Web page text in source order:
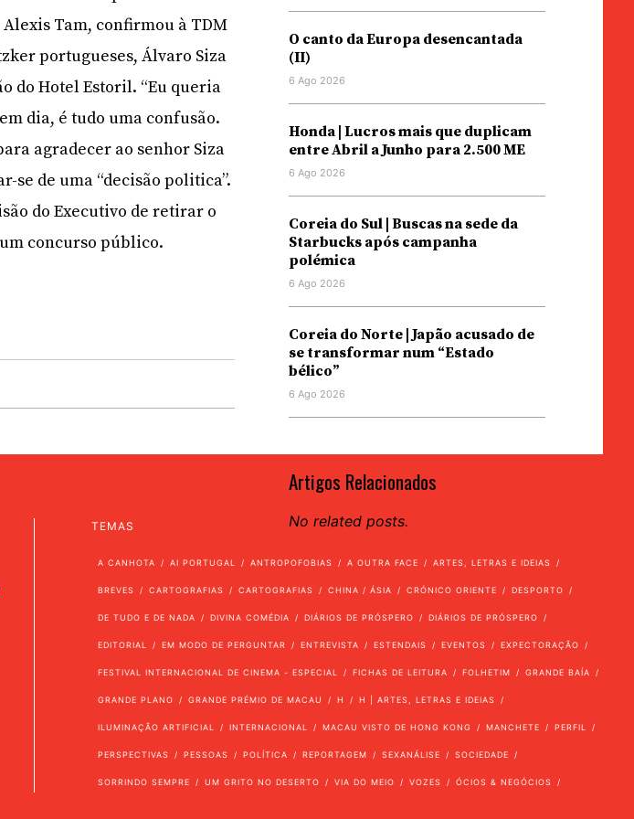
Tam, confirmou à TDM
portugueses, Álvaro Siza
do Hotel Estoril. “Eu queria
dia, é tudo uma confusão.
agradecer ao senhor Siza
se de uma “decisão politica”.
do Executivo de retirar o
concurso público.
O canto da Europa desencantada
(II)
6 Ago 2026
Honda | Lucros mais que duplicam
entre Abril a Junho para 2.500 ME
6 Ago 2026
Coreia do Sul | Buscas na sede da
Starbucks após campanha
polémica
6 Ago 2026
Coreia do Norte | Japão acusado de
se transformar num “Estado
bélico”
6 Ago 2026
Artigos Relacionados
No related posts.
TEMAS
A CANHOTA AI PORTUGAL ANTROPOFOBIAS A OUTRA FACE ARTES, LETRAS E IDEIAS
BREVES CARTOGRAFIAS CARTOGRAFIAS CHINA / ÁSIA CRÓNICO ORIENTE DESPORTO
DE TUDO E DE NADA DIVINA COMÉDIA DIÁRIOS DE PRÓSPERO DIÁRIOS DE PRÓSPERO
EDITORIAL EM MODO DE PERGUNTAR ENTREVISTA ESTENDAIS EVENTOS EXPECTORAÇÃO
FESTIVAL INTERNACIONAL DE CINEMA - ESPECIAL FICHAS DE LEITURA FOLHETIM GRANDE BAÍA
GRANDE PLANO GRANDE PRÉMIO DE MACAU H H | ARTES, LETRAS E IDEIAS
ILUMINAÇÃO ARTIFICIAL INTERNACIONAL MACAU VISTO DE HONG KONG MANCHETE PERFIL
PERSPECTIVAS PESSOAS POLÍTICA REPORTAGEM SEXANÁLISE SOCIEDADE
SORRINDO SEMPRE UM GRITO NO DESERTO VIA DO MEIO VOZES ÓCIOS & NEGÓCIOS